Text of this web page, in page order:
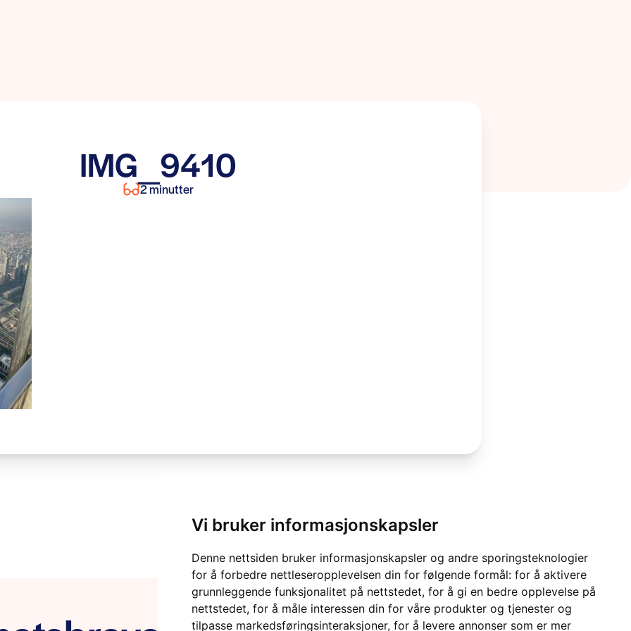
Vi bruker informasjonskapsler
Denne nettsiden bruker informasjonskapsler og andre sporingsteknologier
for å forbedre nettleseropplevelsen din for følgende formål: for å aktivere
grunnleggende funksjonalitet på nettstedet, for å gi en bedre opplevelse på
nettstedet, for å måle interessen din for våre produkter og tjenester og
tilpasse markedsføringsinteraksjoner, for å levere annonser som er mer
IMG_9410
2 minutter